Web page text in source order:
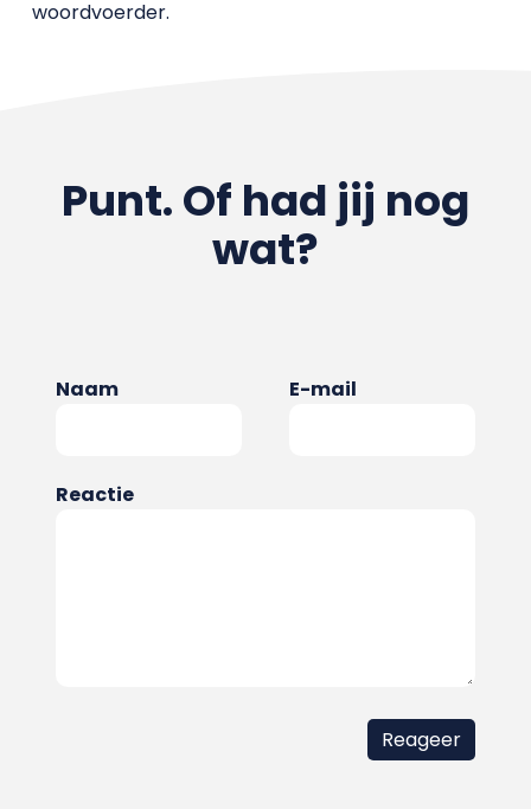
woordvoerder.
Punt. Of had jij nog
wat?
Naam E-mail
Reactie